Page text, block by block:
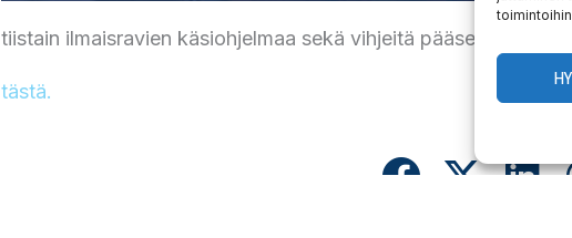
tiistain ilmaisravien käsiohjelmaa sekä vihjeitä pääset
tästä.